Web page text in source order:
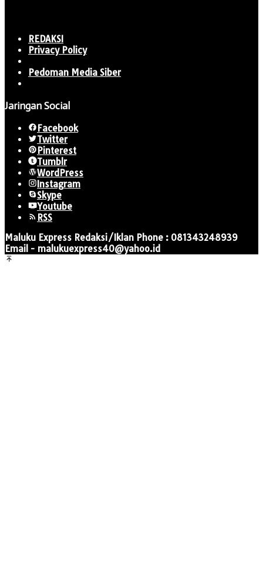
REDAKSI
Privacy Policy
Pedoman Media Siber
Jaringan Social
Facebook
Twitter
Pinterest
Tumblr
WordPress
Instagram
Skype
Youtube
RSS
Maluku Express Redaksi/Iklan Phone : 081343248939
Email - malukuexpress40@yahoo.id